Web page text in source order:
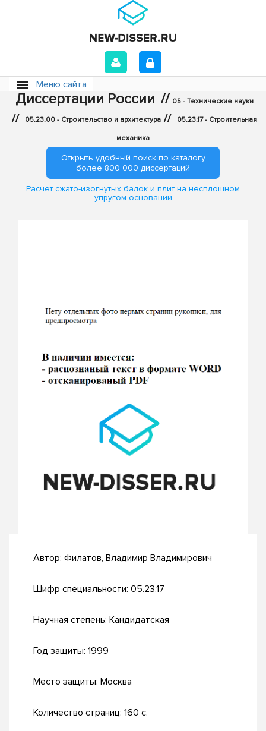
Меню сайта
Диссертации России // 05 - Технические науки
// 05.23.00 - Строительство и архитектура // 05.23.17 - Строительная
механика
Открыть удобный поиск по каталогу
более 800 000 диссертаций
Расчет сжато-изогнутых балок и плит на несплошном
упругом основании
Автор: Филатов, Владимир Владимирович
Шифр специальности: 05.23.17
Научная степень: Кандидатская
Год защиты: 1999
Место защиты: Москва
Количество страниц: 160 с.